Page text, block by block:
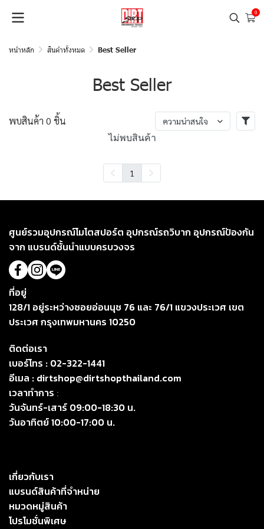
0
หน้าหลัก สินค้าทั้งหมด Best Seller
Best Seller
พบสินค้า 0 ชิ้น ความน่าสนใจ
ไม่พบสินค้า
1
ศูนย์รวมอุปกรณ์โมโตสปอร์ต อุปกรณ์รถวิบาก อุปกรณ์ป้องกัน
จาก แบรนด์ชั้นนำแบบครบวงจร
ที่อยู่
128/1 อยู่ระหว่างซอยอ่อนนุช 76 และ 76/1 แขวงประเวศ เขต
ประเวศ กรุงเทพมหานคร 10250
ติดต่อเรา
เบอร์โทร : 02-322-1441
อีเมล : dirtshop@dirtshopthailand.com
เวลาทำการ :
วันจันทร์-เสาร์ 09:00-18:30 น.
วันอาทิตย์ 10:00-17:00 น.
เกี่ยวกับเรา
แบรนด์สินค้าที่จำหน่าย
หมวดหมู่สินค้า
โปรโมชั่นพิเศษ